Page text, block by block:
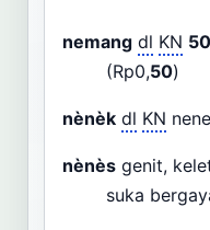
nemang dl KN 50
(Rp0,50)
nènèk dl KN
nènès genit,
suka